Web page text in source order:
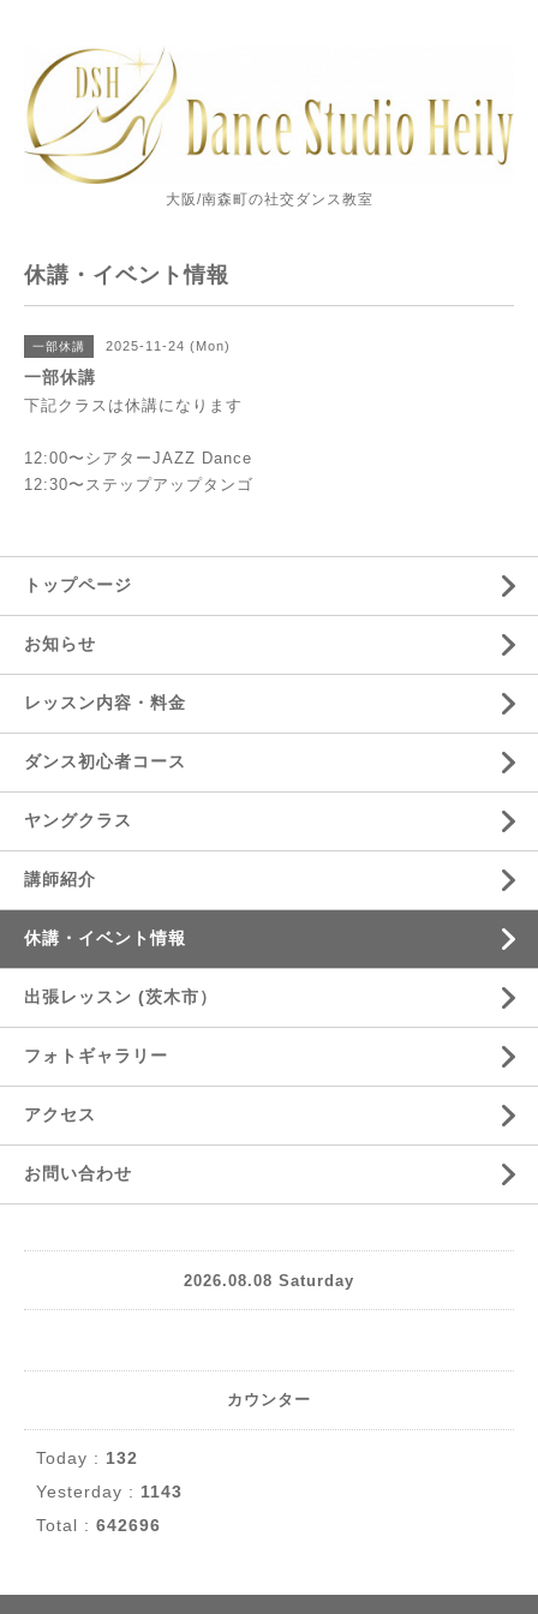
大阪/南森町の社交ダンス教室
休講・イベント情報
一部休講 2025-11-24 (Mon)
一部休講
下記クラスは休講になります
12:00〜シアターJAZZ Dance
12:30〜ステップアップタンゴ
トップページ
お知らせ
レッスン内容・料金
ダンス初心者コース
ヤングクラス
講師紹介
休講・イベント情報
出張レッスン (茨木市）
フォトギャラリー
アクセス
お問い合わせ
2026.08.08 Saturday
カウンター
Today : 132
Yesterday : 1143
Total : 642696